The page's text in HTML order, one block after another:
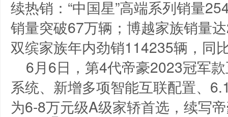
续热销：“中国星”高端系列销量
销量突破67万辆；博越家族销量
双缤家族年内劲销114235辆，同
6月6日，第4代帝豪2023冠军
系统、新增多项智能互联配置、
为6-8万元级A级家轿首选，续写